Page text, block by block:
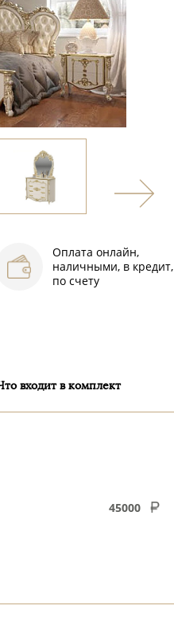
Оплата онлайн,
наличными, в кредит,
по счету
входит в комплект
45000